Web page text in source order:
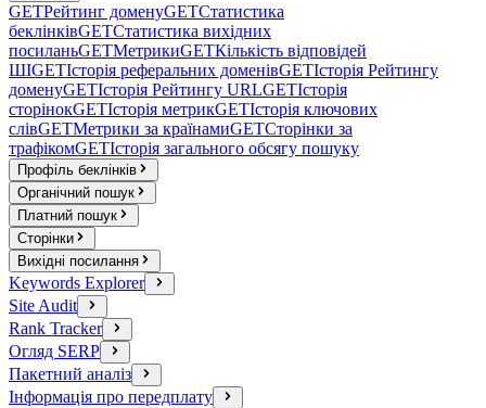
GETРейтинг доменуGETСтатистика
беклінківGETСтатистика вихідних
посиланьGETМетрикиGETКількість відповідей
ШІGETІсторія реферальних доменівGETІсторія Рейтингу
доменуGETІсторія Рейтингу URLGETІсторія
сторінокGETІсторія метрикGETІсторія ключових
слівGETМетрики за країнамиGETСторінки за
трафікомGETІсторія загального обсягу пошуку
Профіль беклінків
Органічний пошук
Платний пошук
Сторінки
Вихідні посилання
Keywords Explorer
Site Audit
Rank Tracker
Огляд SERP
Пакетний аналіз
Інформація про передплату